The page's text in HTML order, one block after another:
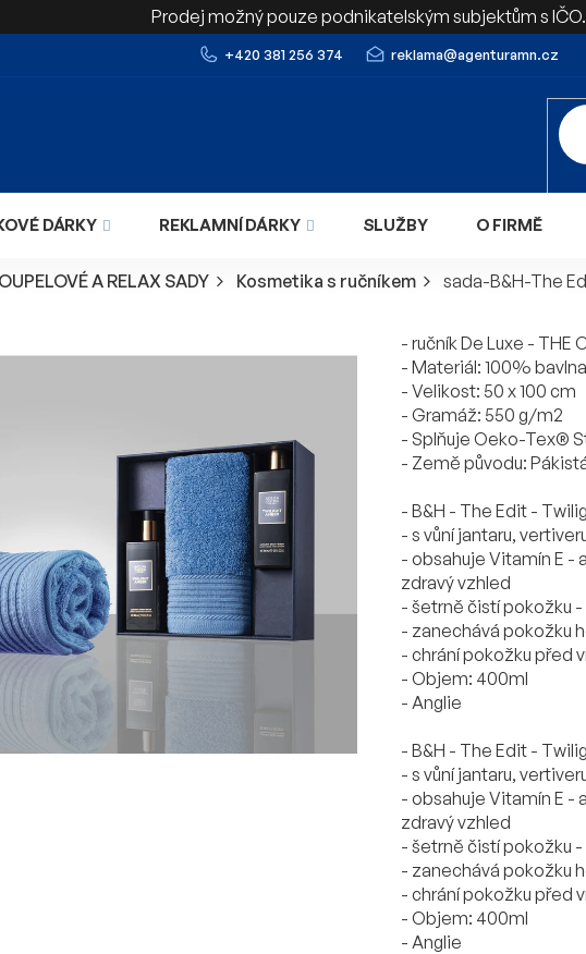
Prodej možný pouze podnikatelským subjektům s IČO.
+420 381 256 374 reklama@agenturamn.cz
DÁRKY REKLAMNÍ DÁRKY SLUŽBY O FIRMĚ
A RELAX SADY Kosmetika s ručníkem sada-B&H-The
- ručník De Luxe - THE
- Materiál: 100% bavlna
- Velikost: 50 x 100 cm
- Gramáž: 550 g/m2
- Splňuje Oeko-Tex®
- Země původu:
- B&H - The Edit -
- s vůní jantaru,
- obsahuje Vitamín E
zdravý vzhled
- šetrně čistí pokožku
- zanechává pokožku
- chrání pokožku před
- Objem: 400ml
- Anglie
- B&H - The Edit -
- s vůní jantaru,
- obsahuje Vitamín E
zdravý vzhled
- šetrně čistí pokožku
- zanechává pokožku
- chrání pokožku před
- Objem: 400ml
- Anglie